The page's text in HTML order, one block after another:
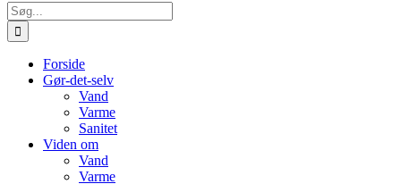
Søg
efter:
Forside
Gør-det-selv
Vand
Varme
Sanitet
Viden om
Vand
Varme